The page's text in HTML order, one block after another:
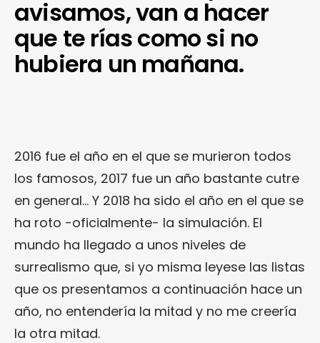
avisamos, van a hacer
que te rías como si no
hubiera un mañana.
2016 fue el año en el que se murieron todos
los famosos, 2017 fue un año bastante cutre
en general… Y 2018 ha sido el año en el que se
ha roto -oficialmente- la simulación. El
mundo ha llegado a unos niveles de
surrealismo que, si yo misma leyese las listas
que os presentamos a continuación hace un
año, no entendería la mitad y no me creería
la otra mitad.